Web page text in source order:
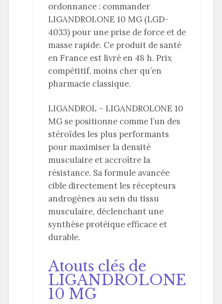
ordonnance : commander
LIGANDROLONE 10 MG (LGD-
4033) pour une prise de force et de
masse rapide. Ce produit de santé
en France est livré en 48 h. Prix
compétitif, moins cher qu’en
pharmacie classique.
LIGANDROL – LIGANDROLONE 10
MG se positionne comme l’un des
stéroïdes les plus performants
pour maximiser la densité
musculaire et accroître la
résistance. Sa formule avancée
cible directement les récepteurs
androgènes au sein du tissu
musculaire, déclenchant une
synthèse protéique efficace et
durable.
Atouts clés de
LIGANDROLONE
10 MG